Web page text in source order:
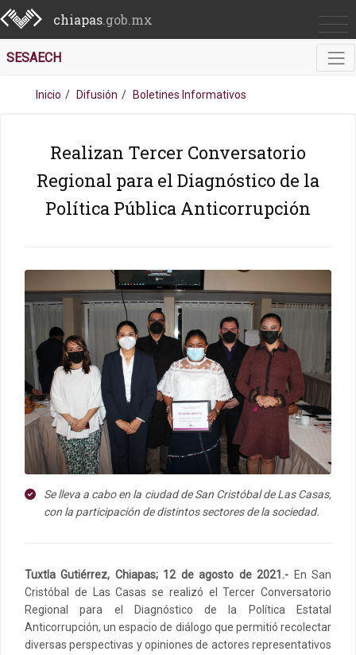
chiapas.gob.mx
SESAECH
Inicio Difusión Boletines Informativos
Realizan Tercer Conversatorio
Regional para el Diagnóstico de la
Política Pública Anticorrupción
Se lleva a cabo en la ciudad de San Cristóbal de Las Casas,
con la participación de distintos sectores de la sociedad.
Tuxtla Gutiérrez, Chiapas; 12 de agosto de 2021.- En San
Cristóbal de Las Casas se realizó el Tercer Conversatorio
Regional para el Diagnóstico de la Política Estatal
Anticorrupción, un espacio de diálogo que permitió recolectar
diversas perspectivas y opiniones de actores representativos